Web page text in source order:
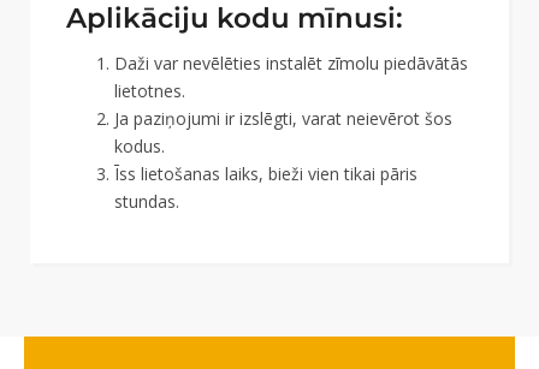
Aplikāciju kodu mīnusi:
Daži var nevēlēties instalēt zīmolu piedāvātās
lietotnes.
Ja paziņojumi ir izslēgti, varat neievērot šos
kodus.
Īss lietošanas laiks, bieži vien tikai pāris
stundas.